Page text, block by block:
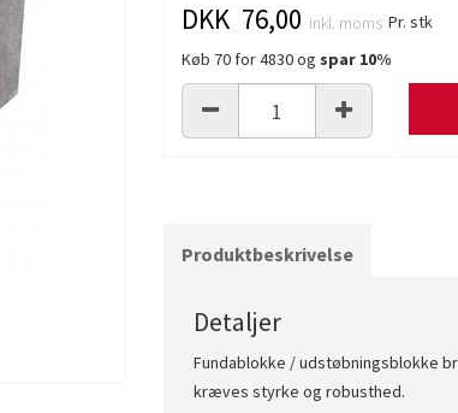
DKK 76,00 inkl. moms Pr. stk
Køb 70 for 4830 og spar 10%
Produktbeskrivelse
Detaljer
Fundablokke / udstøbningsblokke
kræves styrke og robusthed.